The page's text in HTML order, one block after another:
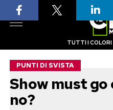
TUTTI I
PUNTI DI SVISTA
Show must
no?